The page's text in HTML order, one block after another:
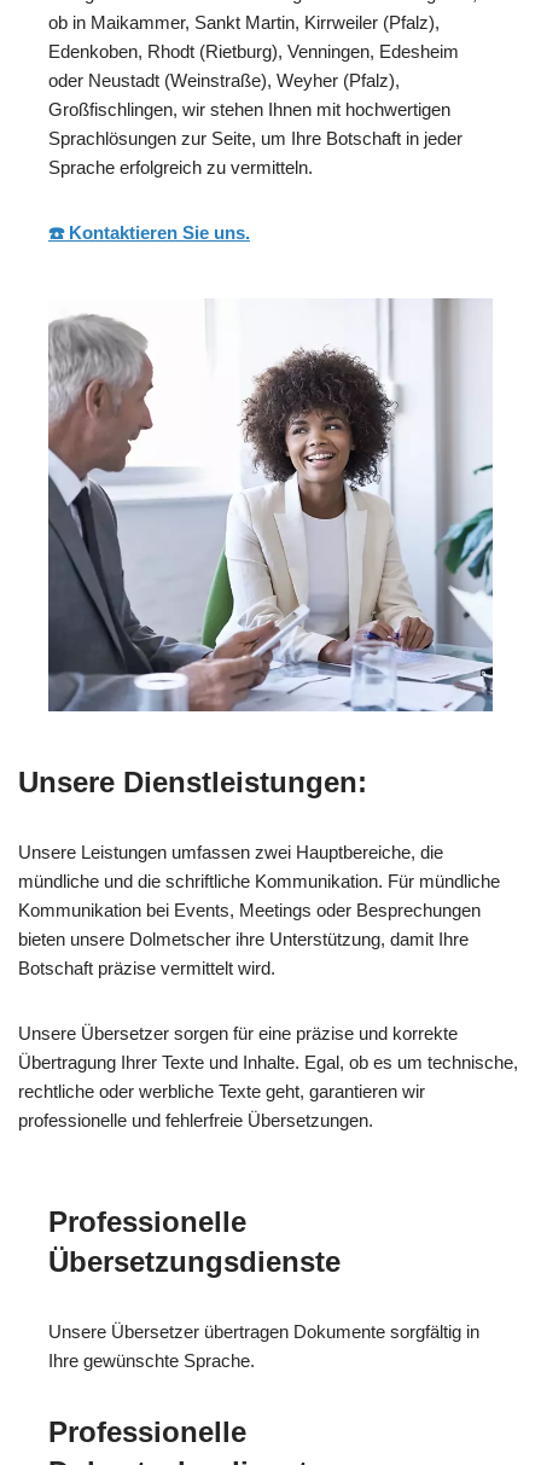
ob in Maikammer, Sankt Martin, Kirrweiler (Pfalz),
Edenkoben, Rhodt (Rietburg), Venningen, Edesheim
oder Neustadt (Weinstraße), Weyher (Pfalz),
Großfischlingen, wir stehen Ihnen mit hochwertigen
Sprachlösungen zur Seite, um Ihre Botschaft in jeder
Sprache erfolgreich zu vermitteln.
☎️ Kontaktieren Sie uns.
Unsere Dienstleistungen:
Unsere Leistungen umfassen zwei Hauptbereiche, die
mündliche und die schriftliche Kommunikation. Für mündliche
Kommunikation bei Events, Meetings oder Besprechungen
bieten unsere Dolmetscher ihre Unterstützung, damit Ihre
Botschaft präzise vermittelt wird.
Unsere Übersetzer sorgen für eine präzise und korrekte
Übertragung Ihrer Texte und Inhalte. Egal, ob es um technische,
rechtliche oder werbliche Texte geht, garantieren wir
professionelle und fehlerfreie Übersetzungen.
Professionelle
Übersetzungsdienste
Unsere Übersetzer übertragen Dokumente sorgfältig in
Ihre gewünschte Sprache.
Professionelle